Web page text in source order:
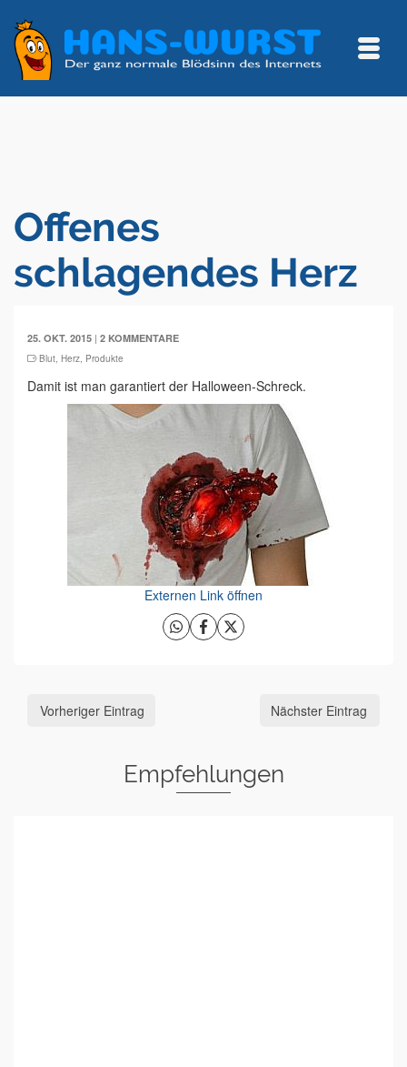
Offenes
schlagendes Herz
25. OKT. 2015 | 2 KOMMENTARE
Blut, Herz, Produkte
Damit ist man garantiert der Halloween-Schreck.
Externen Link öffnen
Vorheriger Eintrag Nächster Eintrag
Empfehlungen